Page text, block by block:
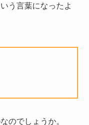
う言葉になったよ
のでしょうか。